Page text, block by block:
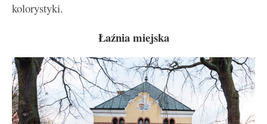
kolorystyki.
Łaźnia miejska